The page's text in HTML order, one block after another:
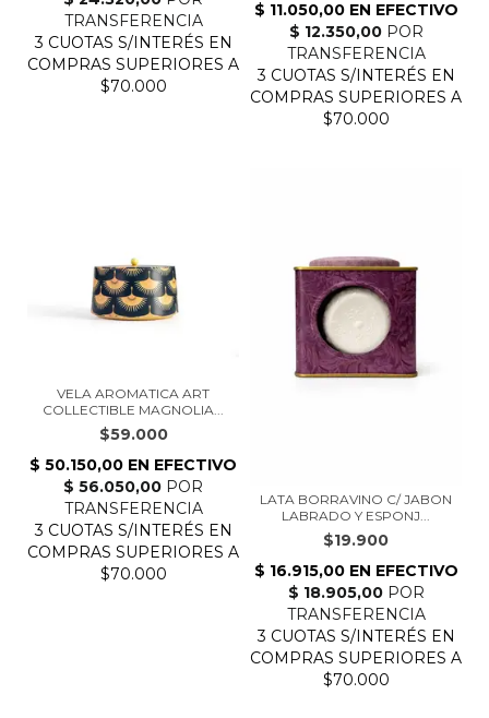
VELA AROMATICA ART
COLLECTIBLE MAGNOLIA...
$59.000
LATA BORRAVINO C/ JABON
LABRADO Y ESPONJ...
$19.900